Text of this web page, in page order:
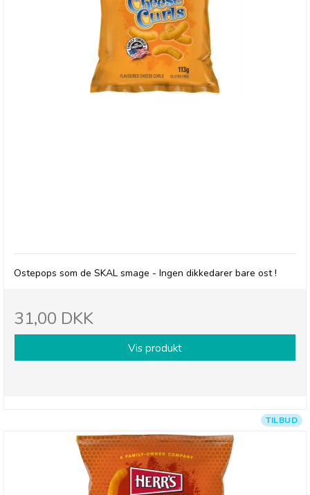
Ostepops som de SKAL smage - Ingen dikkedarer bare ost !
31,00 DKK
Vis produkt
TILBUD